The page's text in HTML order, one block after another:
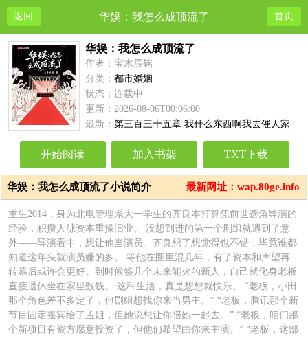
返回 华娱：我怎么成顶流了 首页
华娱：我怎么成顶流了
作者：宝木辰铭
分类：都市婚姻
状态：连载中
更新：2026-08-06T00:06:00
最新：第三百三十五章 我什么东西啊我去催人家
开始阅读 加入书架 TXT下载
最新网址：wap.80ge.info
华娱：我怎么成顶流了小说简介
重生2014，身为北电管理系大一学生的齐良本打算凭前世选角导演的
经验，积攒人脉资本重操旧业。 没想到进的第一个剧组就遇到了意
外——导演看中，想让他当演员。齐良想了想觉得也不错，毕竟谁都
知道这年头就演员赚的多。 等他在圈里混几年，有了资本和声望再
转幕后或许会更好。到时候签几个未来能火的新人，自己就化身老板
直接退休坐在家里数钱。 这种生活，真是想想就快乐。 “老板，小田
那个角色差不多定了，但剧组想找你来当男主。” “老板，腾讯那个新
节目固定嘉宾给了孟姐，但她说想让你陪她一起去。” “老板，咱们那
个新项目有资方愿意投资了，但他们希望由你来主演。” “老板，这部